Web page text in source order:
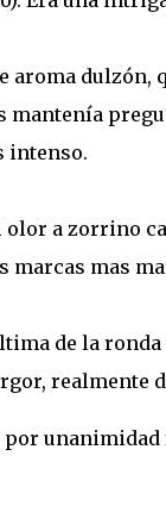
aroma dulzón,
mantenía
intenso.
a zorrino
marcas mas
de la ronda
realmente
por unanimidad